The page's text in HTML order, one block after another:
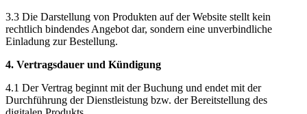
3.3 Die Darstellung von Produkten auf der Website stellt kein
rechtlich bindendes Angebot dar, sondern eine unverbindliche
Einladung zur Bestellung.
4. Vertragsdauer und Kündigung
4.1 Der Vertrag beginnt mit der Buchung und endet mit der
Durchführung der Dienstleistung bzw. der Bereitstellung des